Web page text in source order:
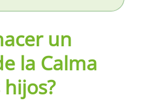
un
la Calma